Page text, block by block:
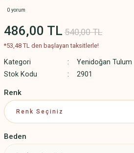
0 yorum
486,00 TL 540,00 TL
*53,48 TL den başlayan taksitlerle!
Kategori
Yenidoğan Tulum
Stok Kodu
2901
Renk
Beden